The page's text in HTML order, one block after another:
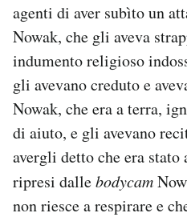
agenti di aver subìto un
Nowak, che gli aveva
indumento religioso
gli avevano creduto e
Nowak, che era a terra,
di aiuto, e gli avevano
avergli detto che era
ripresi dallebodycam
non riesce a respirare e